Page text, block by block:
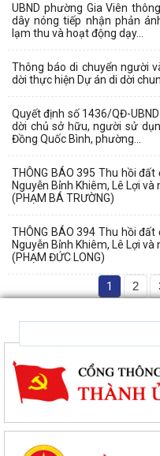
UBND phường Gia Viên
dây nóng tiếp nhận phản
lạm thu và hoạt động dạy...
Thông báo di chuyển người
dời thực hiện Dự án di dời
Quyết định số 1436/QĐ-
dời chủ sở hữu, người sử
Đồng Quốc Bình, phường...
THÔNG BÁO 395 Thu hồi
Nguyễn Bỉnh Khiêm, Lê Lợi
(PHẠM BÁ TRƯỜNG)
THÔNG BÁO 394 Thu hồi
Nguyễn Bỉnh Khiêm, Lê Lợi
(PHẠM ĐỨC LONG)
1 2